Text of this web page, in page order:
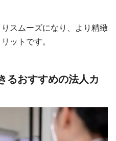
スムーズになり、より精緻
ットです。
るおすすめの法人カ